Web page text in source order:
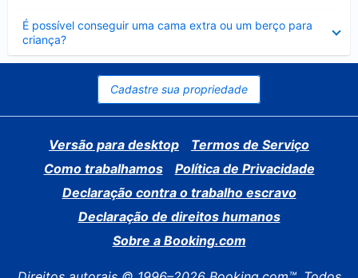
É possível conseguir uma cama extra ou um berço para
criança?
Contraído
Cadastre sua propriedade
Versão para desktop
Termos de Serviço
Como trabalhamos
Política de Privacidade
Declaração contra o trabalho escravo
Declaração de direitos humanos
Sobre a Booking.com